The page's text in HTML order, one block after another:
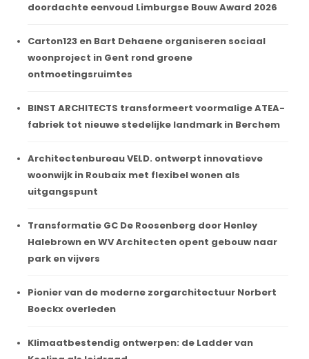
doordachte eenvoud Limburgse Bouw Award 2026
Carton123 en Bart Dehaene organiseren sociaal
woonproject in Gent rond groene
ontmoetingsruimtes
BINST ARCHITECTS transformeert voormalige ATEA-
fabriek tot nieuwe stedelijke landmark in Berchem
Architectenbureau VELD. ontwerpt innovatieve
woonwijk in Roubaix met flexibel wonen als
uitgangspunt
Transformatie GC De Roosenberg door Henley
Halebrown en WV Architecten opent gebouw naar
park en vijvers
Pionier van de moderne zorgarchitectuur Norbert
Boeckx overleden
Klimaatbestendig ontwerpen: de Ladder van